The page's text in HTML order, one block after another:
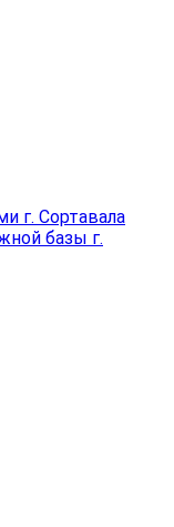
г. Сортавала
базы г.